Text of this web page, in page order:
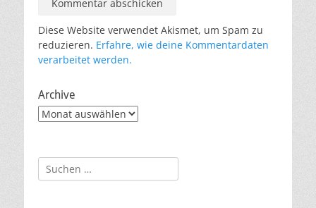
Diese Website verwendet Akismet, um Spam zu
reduzieren. Erfahre, wie deine Kommentardaten
verarbeitet werden.
Archive
Archive
Suche
nach: